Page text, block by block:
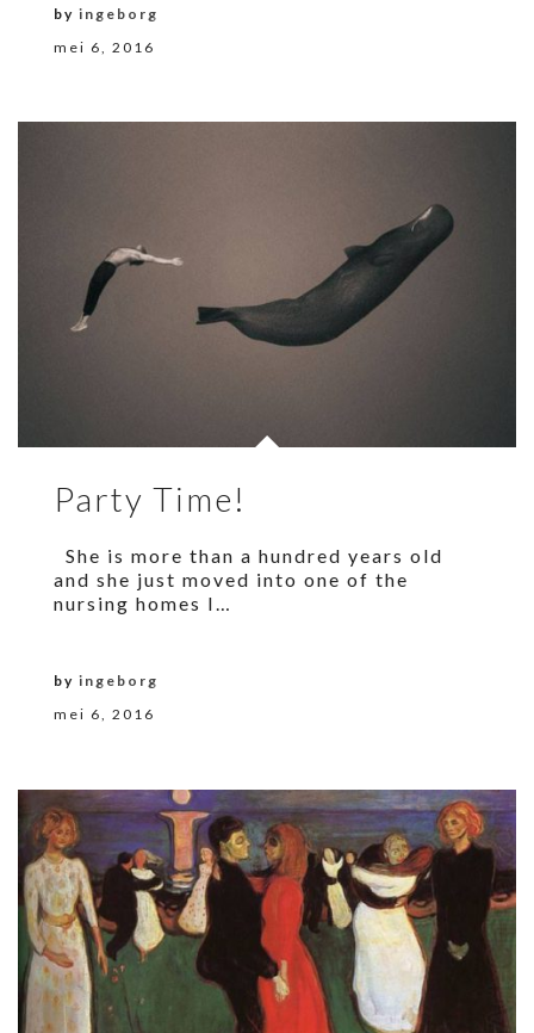
mei 6, 2016
by ingeborg
Party Time!
She is more than a hundred years old
and she just moved into one of the
nursing homes I…
mei 6, 2016
by ingeborg